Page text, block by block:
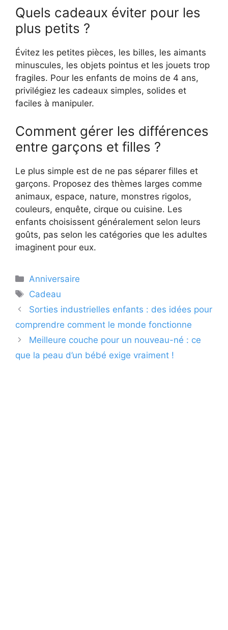
Quels cadeaux éviter pour les
plus petits ?
Évitez les petites pièces, les billes, les aimants
minuscules, les objets pointus et les jouets trop
fragiles. Pour les enfants de moins de 4 ans,
privilégiez les cadeaux simples, solides et
faciles à manipuler.
Comment gérer les différences
entre garçons et filles ?
Le plus simple est de ne pas séparer filles et
garçons. Proposez des thèmes larges comme
animaux, espace, nature, monstres rigolos,
couleurs, enquête, cirque ou cuisine. Les
enfants choisissent généralement selon leurs
goûts, pas selon les catégories que les adultes
imaginent pour eux.
Catégories
Anniversaire
Étiquettes
Cadeau
Sorties industrielles enfants : des idées pour
comprendre comment le monde fonctionne
Meilleure couche pour un nouveau-né : ce
que la peau d’un bébé exige vraiment !